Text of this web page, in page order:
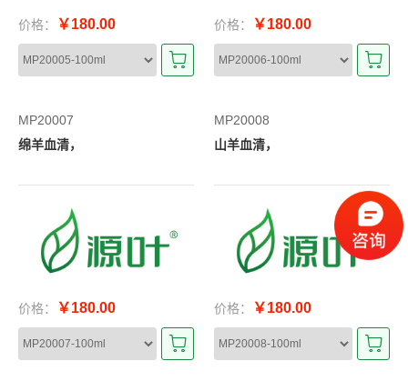
价格： ￥180.00 价格： ￥180.00
MP20007
绵羊血清，
价格： ￥180.00
MP20008
山羊血清，
价格： ￥180.00